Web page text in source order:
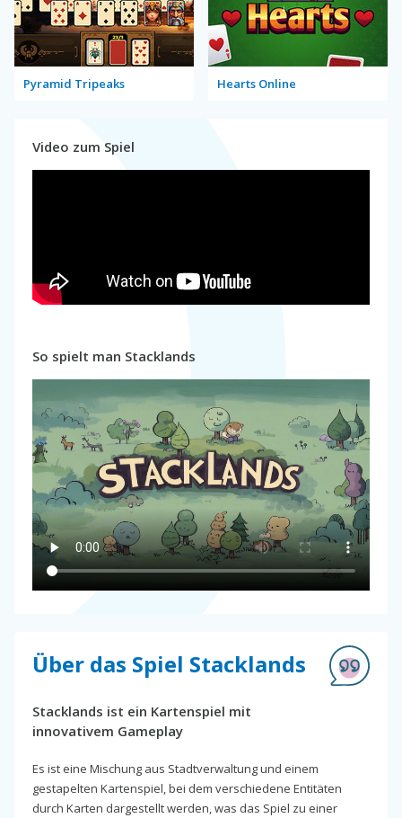
Pyramid Tripeaks Hearts Online
Video zum Spiel
So spielt man Stacklands
Über das Spiel Stacklands
Stacklands ist ein Kartenspiel mit
innovativem Gameplay
Es ist eine Mischung aus Stadtverwaltung und einem
gestapelten Kartenspiel, bei dem verschiedene Entitäten
durch Karten dargestellt werden, was das Spiel zu einer